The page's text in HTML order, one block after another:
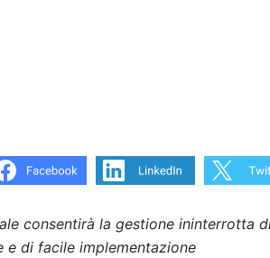
consentirà la gestione ininterrotta
di facile implementazione